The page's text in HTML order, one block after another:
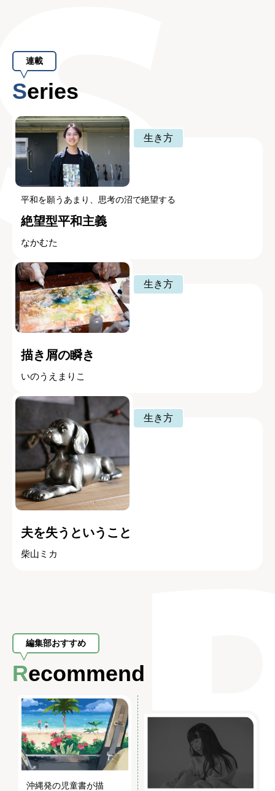
連載
Series
生き方
平和を願うあまり、思考の沼で絶望する
絶望型平和主義
なかむた
生き方
描き屑の瞬き
いのうえまりこ
生き方
夫を失うということ
柴山ミカ
編集部おすすめ
Recommend
沖縄発の児童書が描